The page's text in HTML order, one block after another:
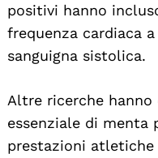
positivi hanno
frequenza cardiaca
sanguigna sistolica.
Altre ricerche hanno
essenziale di menta
prestazioni